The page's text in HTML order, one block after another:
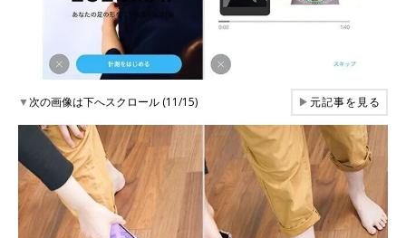
▼次の画像は下へスクロール (11/15) ▶元記事を見る